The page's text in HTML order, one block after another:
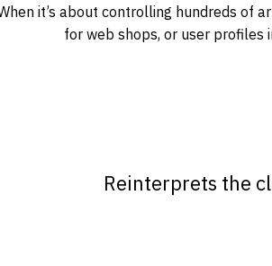
it’s about controlling hundreds of
for web shops, or user profiles
Reinterprets the